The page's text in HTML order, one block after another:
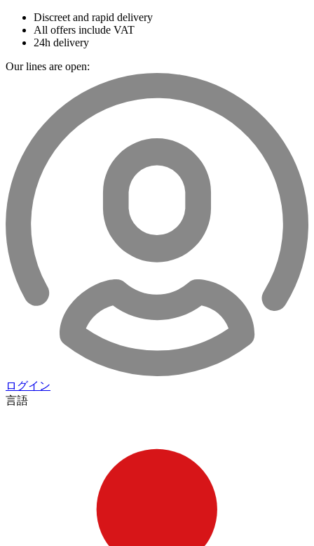
Discreet and rapid delivery
All offers include VAT
24h delivery
Our lines are open:
ログイン
言語